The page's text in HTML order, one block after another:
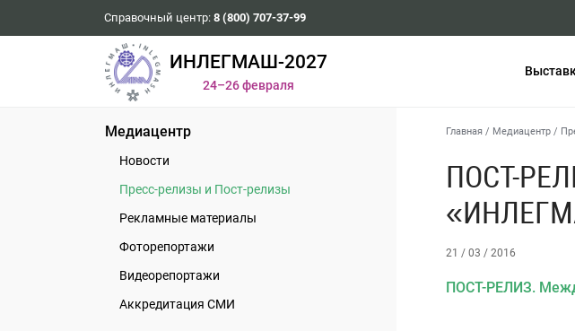
Справочный центр: 8 (800) 707-37-99
ИНЛЕГМАШ-2027
24–26 февраля
Медиацентр
Новости
Пресс-релизы и Пост-релизы
Рекламные материалы
Фоторепортажи
Видеорепортажи
Аккредитация СМИ
Главная / Медиацентр /
ПОСТ-
21 / 03 / 2016
ПОСТ-РЕЛИЗ.